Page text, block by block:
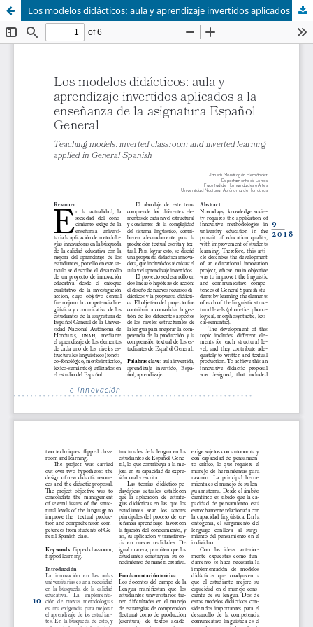
Los modelos didácticos: aula y aprendizaje invertidos aplicados a la enseñanza de la asignatura Español General